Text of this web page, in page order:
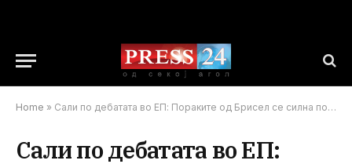
Home » Сали по дебатата во ЕП: Пораките од Брисел се силна потврда за нашата европска перспектива
Сали по дебатата во ЕП: